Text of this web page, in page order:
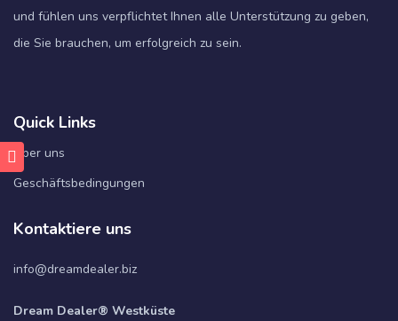
und fühlen uns verpflichtet Ihnen alle Unterstützung zu geben,
die Sie brauchen, um erfolgreich zu sein.
Quick Links
Über uns
Geschäftsbedingungen
Kontaktiere uns
info@dreamdealer.biz
Dream Dealer® Westküste